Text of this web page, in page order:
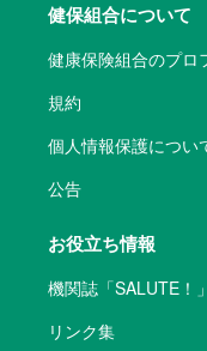
健保組合について
健康保険組合のプロ
規約
個人情報保護につい
公告
お役立ち情報
機関誌「SALUTE！」
リンク集